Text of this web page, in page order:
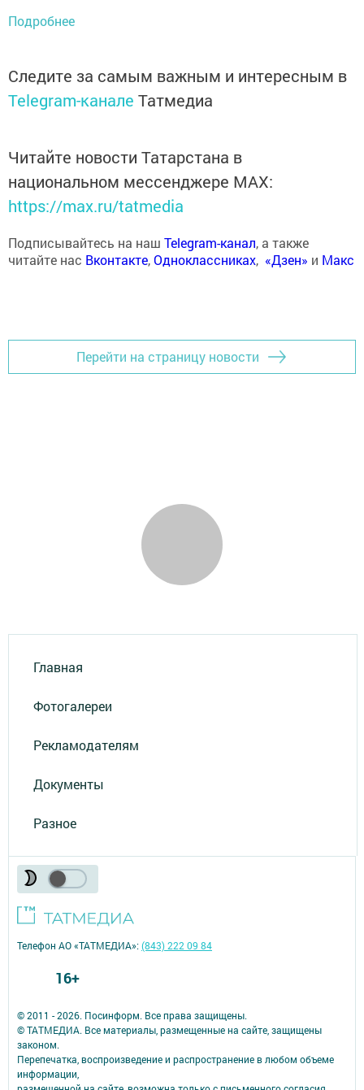
Подробнее
Следите за самым важным и интересным в
Telegram-канале Татмедиа
Читайте новости Татарстана в
национальном мессенджере MАХ:
https://max.ru/tatmedia
Подписывайтесь на наш Telegram-канал, а также
читайте нас Вконтакте,Одноклассниках, «Дзен» и Макс
Перейти на страницу новости
Главная
Фотогалереи
Рекламодателям
Документы
Разное
© 2011 - 2026. Посинформ. Все права защищены.
© ТАТМЕДИА. Все материалы, размещенные на сайте, защищены
законом.
Перепечатка, воспроизведение и распространение в любом объеме
информации,
Телефон АО «ТАТМЕДИА»:(843) 222 09 84
16+